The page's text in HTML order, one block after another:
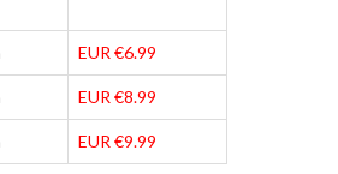
EUR €6.99
EUR €8.99
EUR €9.99